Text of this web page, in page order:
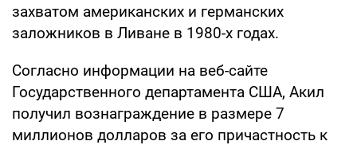
захватом американских и германских
заложников в Ливане в 1980-х годах.
Согласно информации на веб-сайте
Государственного департамента США, Акил
получил вознаграждение в размере 7
миллионов долларов за его причастность к